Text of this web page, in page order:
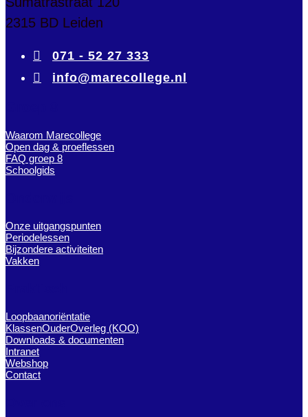
2315 BD Leiden

071 - 52 27 333

info@marecollege.nl
Waarom Marecollege
Open dag & proeflessen
FAQ groep 8
Schoolgids
Onze uitgangspunten
Periodelessen
Bijzondere activiteiten
Vakken
Loopbaanoriëntatie
KlassenOuderOverleg (KOO)
Downloads & documenten
Intranet
Webshop
Contact